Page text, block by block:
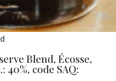
Blend, Écosse,
40%, code SAQ: